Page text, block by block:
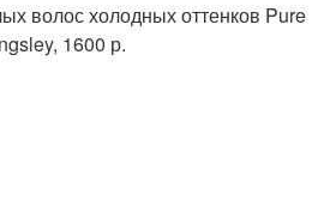
волос холодных оттенков Pure
1600 р.